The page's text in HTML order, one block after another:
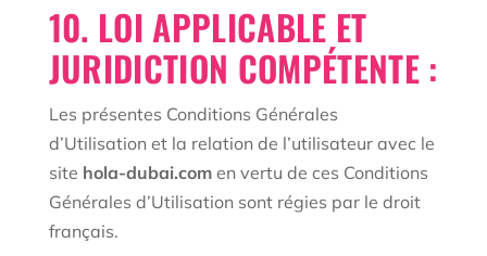
10. LOI APPLICABLE ET
JURIDICTION COMPÉTENTE :
Les présentes Conditions Générales
d’Utilisation et la relation de l’utilisateur avec le
site hola-dubai.com en vertu de ces Conditions
Générales d’Utilisation sont régies par le droit
français.